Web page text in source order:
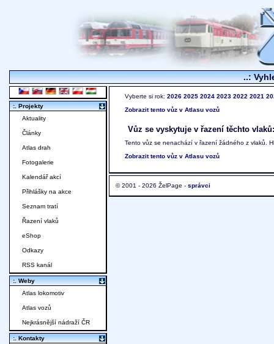
..:
Vyberte si rok: 2026 2025 2024 2023 2022 2021
Zobrazit tento vůz v Atlasu vozů
Vůz se vyskytuje v řazení těchto vlaků:
Tento vůz se nenachází v řazení žádného z vlaků.
Zobrazit tento vůz v Atlasu vozů
© 2001 - 2026 ŽelPage - správci
:. Projekty
Aktuality
Články
Atlas drah
Fotogalerie
Kalendář akcí
Přihlášky na akce
Seznam tratí
Řazení vlaků
eShop
Odkazy
RSS kanál
:. Weby
Atlas lokomotiv
Atlas vozů
Nejkrásnější nádraží ČR
:. Kontakty